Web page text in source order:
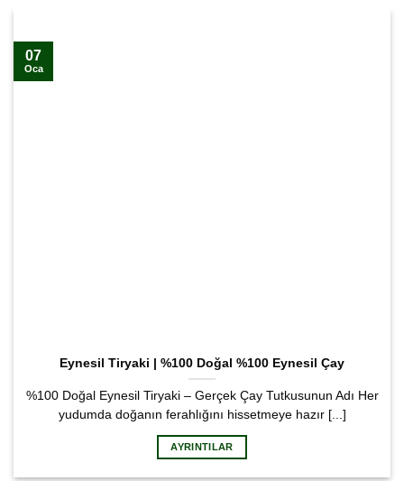
Eynesil Tiryaki | %100 Doğal %100 Eynesil Çay
%100 Doğal Eynesil Tiryaki – Gerçek Çay Tutkusunun Adı Her
yudumda doğanın ferahlığını hissetmeye hazır [...]
AYRINTILAR
07
Oca